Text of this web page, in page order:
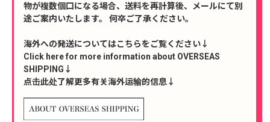
物が複数個口になる場合、送料を再計算後、メールにて別
途ご案内いたします。 何卒ご了承ください。
海外への発送についてはこちらをご覧ください↓
Click here for more information about OVERSEAS
SHIPPING↓
点击此处了解更多有关海外运输的信息↓